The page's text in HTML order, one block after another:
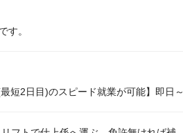
す。
短2日目)のスピード就業が可能】即日～